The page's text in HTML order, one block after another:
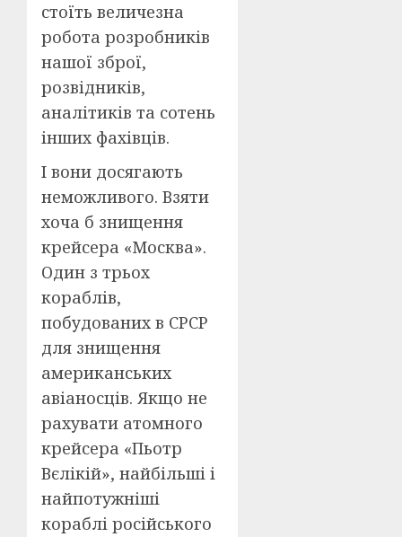
стоїть величезна
робота розробників
нашої зброї,
розвідників,
аналітиків та сотень
інших фахівців.
І вони досягають
неможливого. Взяти
хоча б знищення
крейсера «Москва».
Один з трьох
кораблів,
побудованих в СРСР
для знищення
американських
авіаносців. Якщо не
рахувати атомного
крейсера «Пьотр
Вєлікій», найбільші і
найпотужніші
кораблі російського